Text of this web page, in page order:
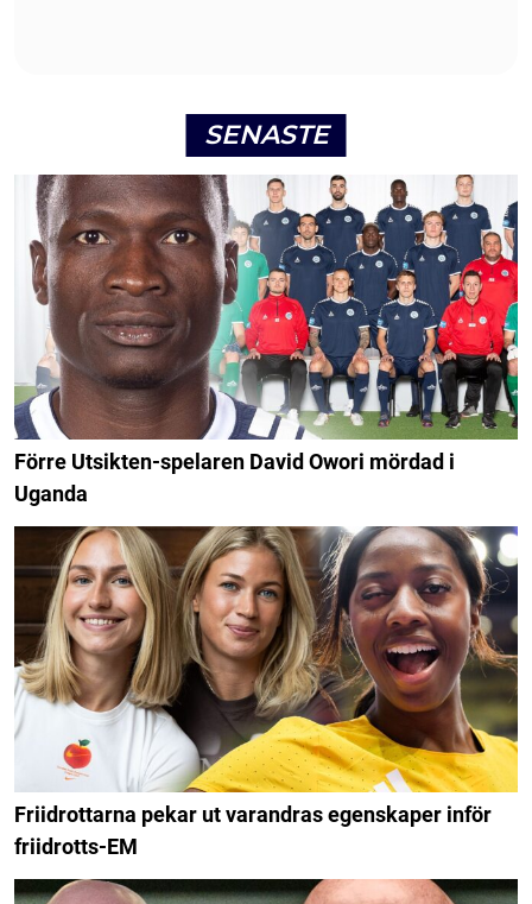
SENASTE
Förre Utsikten-spelaren David Owori mördad i
Uganda
Friidrottarna pekar ut varandras egenskaper inför
friidrotts-EM